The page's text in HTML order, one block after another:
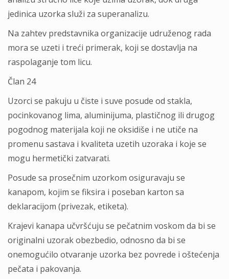
jedinica uzorka služi za superanalizu.
Na zahtev predstavnika organizacije udruženog rada
mora se uzeti i treći primerak, koji se dostavlja na
raspolaganje tom licu.
Član 24
Uzorci se pakuju u čiste i suve posude od stakla,
pocinkovanog lima, aluminijuma, plastičnog ili drugog
pogodnog materijala koji ne oksidiše i ne utiče na
promenu sastava i kvaliteta uzetih uzoraka i koje se
mogu hermetički zatvarati.
Posude sa prosečnim uzorkom osiguravaju se
kanapom, kojim se fiksira i poseban karton sa
deklaracijom (privezak, etiketa).
Krajevi kanapa učvršćuju se pečatnim voskom da bi se
originalni uzorak obezbedio, odnosno da bi se
onemogućilo otvaranje uzorka bez povrede i oštećenja
pečata i pakovanja.